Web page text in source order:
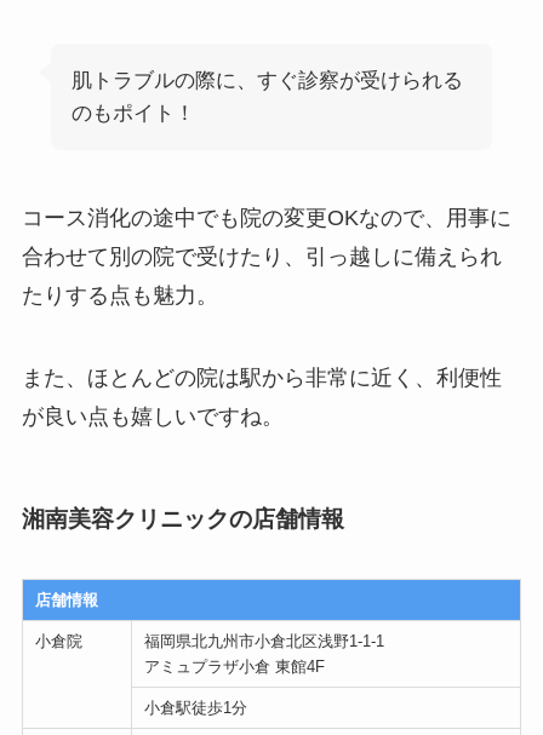
肌トラブルの際に、すぐ診察が受けられる
のもポイト！
コース消化の途中でも院の変更OKなので、用事に
合わせて別の院で受けたり、引っ越しに備えられ
たりする点も魅力。
また、ほとんどの院は駅から非常に近く、利便性
が良い点も嬉しいですね。
湘南美容クリニックの店舗情報
店舗情報
小倉院
福岡県北九州市小倉北区浅野1-1-1
アミュプラザ小倉 東館4F
小倉駅徒歩1分